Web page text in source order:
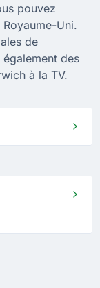
pouvez
Uni.
de
des
à la TV.